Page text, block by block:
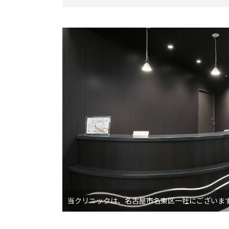
当クリニックは、名古屋市名東区一社にございま